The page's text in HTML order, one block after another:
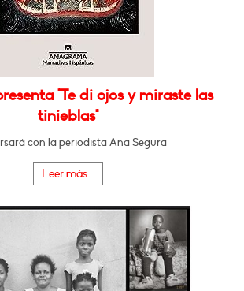
"Te di ojos y miraste las
tinieblas"
con la periodista Ana Segura
Leer más...